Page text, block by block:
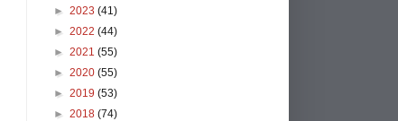
► 2023 (41)
► 2022 (44)
► 2021 (55)
► 2020 (55)
► 2019 (53)
► 2018 (74)